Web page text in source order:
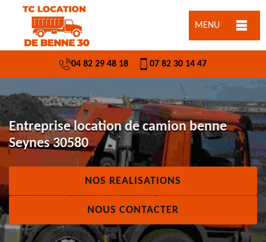
MENU
04 82 29 48 18 07 82 30 14 47
Entreprise location de camion benne
Seynes 30580
NOS REALISATIONS
NOUS CONTACTER